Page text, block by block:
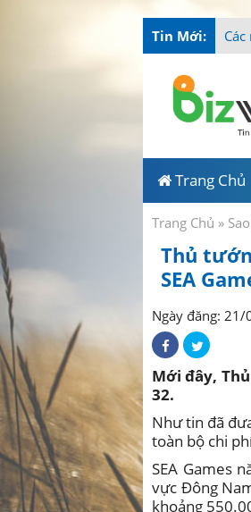
Tin Mới: -
Trang Chủ
Trang Chủ »
Thủ
SEA
Ngày đăng:
Mới đây,
32.
Như tin đã
toàn bộ chi
SEA Games
vực Đông
khoảng